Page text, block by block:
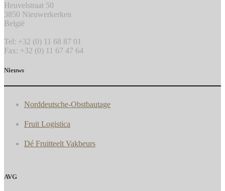
Heuvelstraat 50
3850 Nieuwerkerken
België
Tel: +32 (0) 11 68 87 01
Fax: +32 (0) 11 67 47 64
Nieuws
Norddeutsche-Obstbautage
Fruit Logistica
Dé Fruitteelt Vakbeurs
AVG